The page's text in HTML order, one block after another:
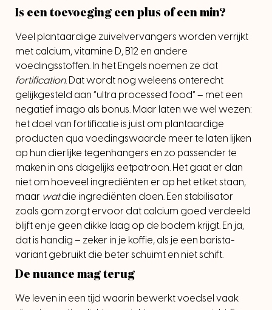
Is een toevoeging een plus of een min?
Veel plantaardige zuivelvervangers worden verrijkt
met calcium, vitamine D, B12 en andere
voedingsstoffen. In het Engels noemen ze dat
fortification. Dat wordt nog weleens onterecht
gelijkgesteld aan “ultra processed food” – met een
negatief imago als bonus. Maar laten we wel wezen:
het doel van fortificatie is juist om plantaardige
producten qua voedingswaarde meer te laten lijken
op hun dierlijke tegenhangers en zo passender te
maken in ons dagelijks eetpatroon. Het gaat er dan
niet om hoeveel ingrediënten er op het etiket staan,
maar watdie ingrediënten doen. Een stabilisator
zoals gom zorgt ervoor dat calcium goed verdeeld
blijft en je geen dikke laag op de bodem krijgt. En ja,
dat is handig – zeker in je koffie, als je een barista-
variant gebruikt die beter schuimt en niet schift.
De nuance mag terug
We leven in een tijd waarin bewerkt voedsel vaak